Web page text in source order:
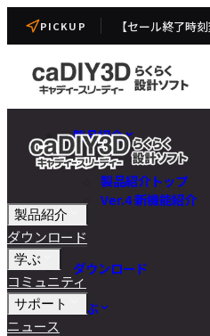
PICKUP
製品紹介
製品紹介トップ
Ver.4 新機能紹介
ダウンロード
学ぶ
製品紹介
ダウンロード
学ぶ
コミュニティ
サポート
ニュース